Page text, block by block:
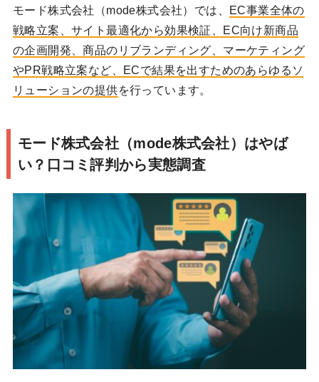
モード株式会社（mode株式会社）では、
EC事業全体の
戦略立案、サイト最適化から効果検証、EC向け新商品
の企画開発、商品のリブランディング、マーケティング
やPR戦略立案など、ECで結果を出すためのあらゆるソ
リューションの提供を行っています。
モード株式会社（mode株式会社）はやば
い？口コミ評判から実態調査